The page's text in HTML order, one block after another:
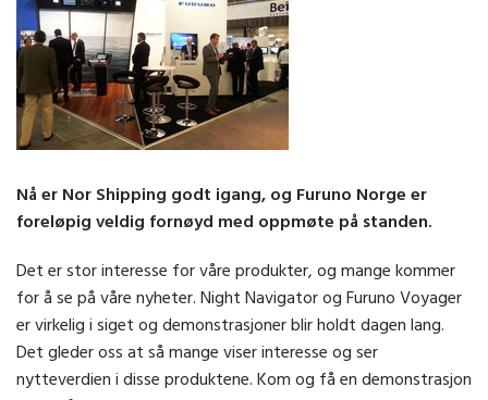
Nå er Nor Shipping godt igang, og Furuno Norge er
foreløpig veldig fornøyd med oppmøte på standen.
Det er stor interesse for våre produkter, og mange kommer
for å se på våre nyheter. Night Navigator og Furuno Voyager
er virkelig i siget og demonstrasjoner blir holdt dagen lang.
Det gleder oss at så mange viser interesse og ser
nytteverdien i disse produktene. Kom og få en demonstrasjon